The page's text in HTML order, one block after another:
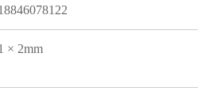
× 2mm